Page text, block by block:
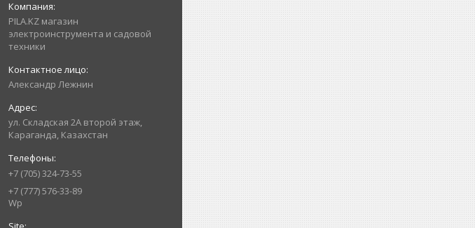
PILA.KZ магазин
электроинструмента и садовой
техники
Александр Лежнин
ул. Складская 2А второй этаж,
Караганда, Казахстан
+7 (705) 324-73-55
+7 (777) 576-33-89
Wp